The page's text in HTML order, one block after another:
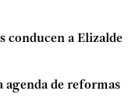
conducen a Elizalde
agenda de reformas